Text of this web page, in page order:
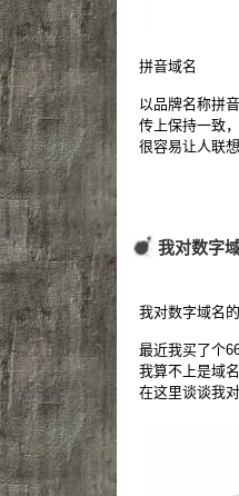
拼音域名
以品牌名称拼
传上保持一致
很容易让人联
我对数字
我对数字域名
最近我买了个
我算不上是域
在这里谈谈我